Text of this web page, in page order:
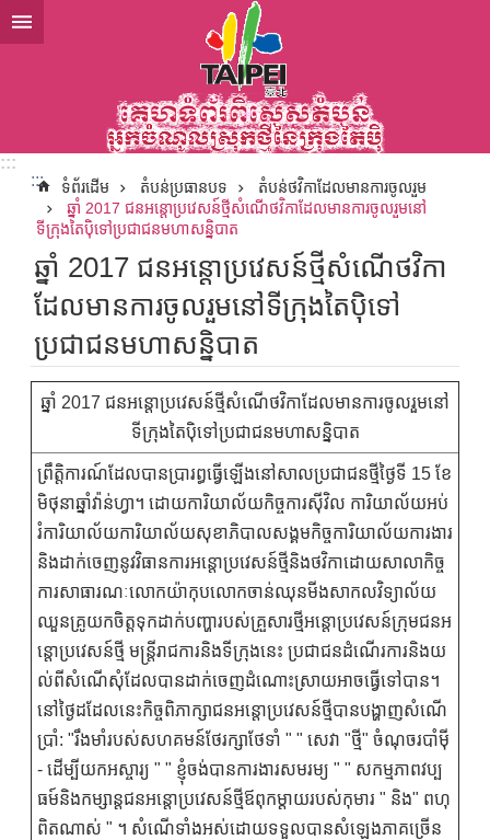
ទៅកាន់មាតិកាប្លុកមាតិកាសំខាន់
:::
:::
ទំព័រដើម តំបន់ប្រធានបទ
តំបន់ថវិកាដែលមានការចូលរួម
ឆ្នាំ 2017 ជនអន្តោប្រវេសន៍ថ្មីសំណើថវិកាដែលមានការចូលរួមនៅ
ទីក្រុងតៃប៉ិទៅប្រជាជនមហាសន្និបាត
ឆ្នាំ 2017 ជនអន្តោប្រវេសន៍ថ្មីសំណើថវិកា
ដែលមានការចូលរួមនៅទីក្រុងតៃប៉ិទៅ
ប្រជាជនមហាសន្និបាត
ឆ្នាំ 2017 ជនអន្តោប្រវេសន៍ថ្មីសំណើថវិកាដែលមានការចូលរួមនៅ
ទីក្រុងតៃប៉ិទៅប្រជាជនមហាសន្និបាត
ព្រឹត្តិការណ៍ដែលបានប្រារព្ធធ្វើឡើងនៅសាលប្រជាជនថ្មីថ្ងៃទី 15 ខែ
មិថុនាឆ្នាំវ៉ាន់ហ្វា។ ដោយការិយាល័យកិច្ចការស៊ីវិល ការិយាល័យអប់
រំការិយាល័យការិយាល័យសុខាភិបាលសង្គមកិច្ចការិយាល័យការងារ
និងដាក់ចេញនូវវិធានការអន្តោប្រវេសន៍ថ្មីនិងថវិកាដោយសាលាកិច្ច
ការសាធារណៈលោកយ៉ាកុបលោកចាន់ឈុនមីងសាកលវិទ្យាល័យ
ឈួនគ្រូយកចិត្តទុកដាក់បញ្ហារបស់គ្រួសារថ្មីអន្តោប្រវេសន៍ក្រុមជនអ
ន្តោប្រវេសន៍ថ្មី មន្ត្រីរាជការនិងទីក្រុងនេះ ប្រជាជនដំណើរការនិងយ
ល់ពីសំណើសុំដែលបានដាក់ចេញដំណោះស្រាយអាចធ្វើទៅបាន។
នៅថ្ងៃដដែលនេះកិច្ចពិភាក្សាជនអន្តោប្រវេសន៍ថ្មីបានបង្ហាញសំណើ
ប្រាំ: "រឹងមាំរបស់សហគមន៍ថែរក្សាថែទាំ " " សេវា "ថ្មី" ចំណុចរបាំម៉ី
- ដើម្បីយកអស្ចារ្យ " " ខ្ញុំចង់បានការងារសមរម្យ " " សកម្មភាពវប្ប
ធម៍និងកម្សាន្តជនអន្តោប្រវេសន៍ថ្មីឪពុកម្តាយរបស់កុមារ " និង" ពហុ
ពិតណាស់ " ។ សំណើទាំងអស់ដោយទទួលបានសំឡេងភាគច្រើន